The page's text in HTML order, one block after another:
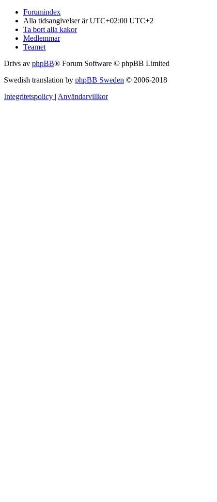
Forumindex
Alla tidsangivelser är UTC+02:00 UTC+2
Ta bort alla kakor
Medlemmar
Teamet
Drivs av phpBB® Forum Software © phpBB Limited
Swedish translation by phpBB Sweden © 2006-2018
Integritetspolicy | Användarvillkor